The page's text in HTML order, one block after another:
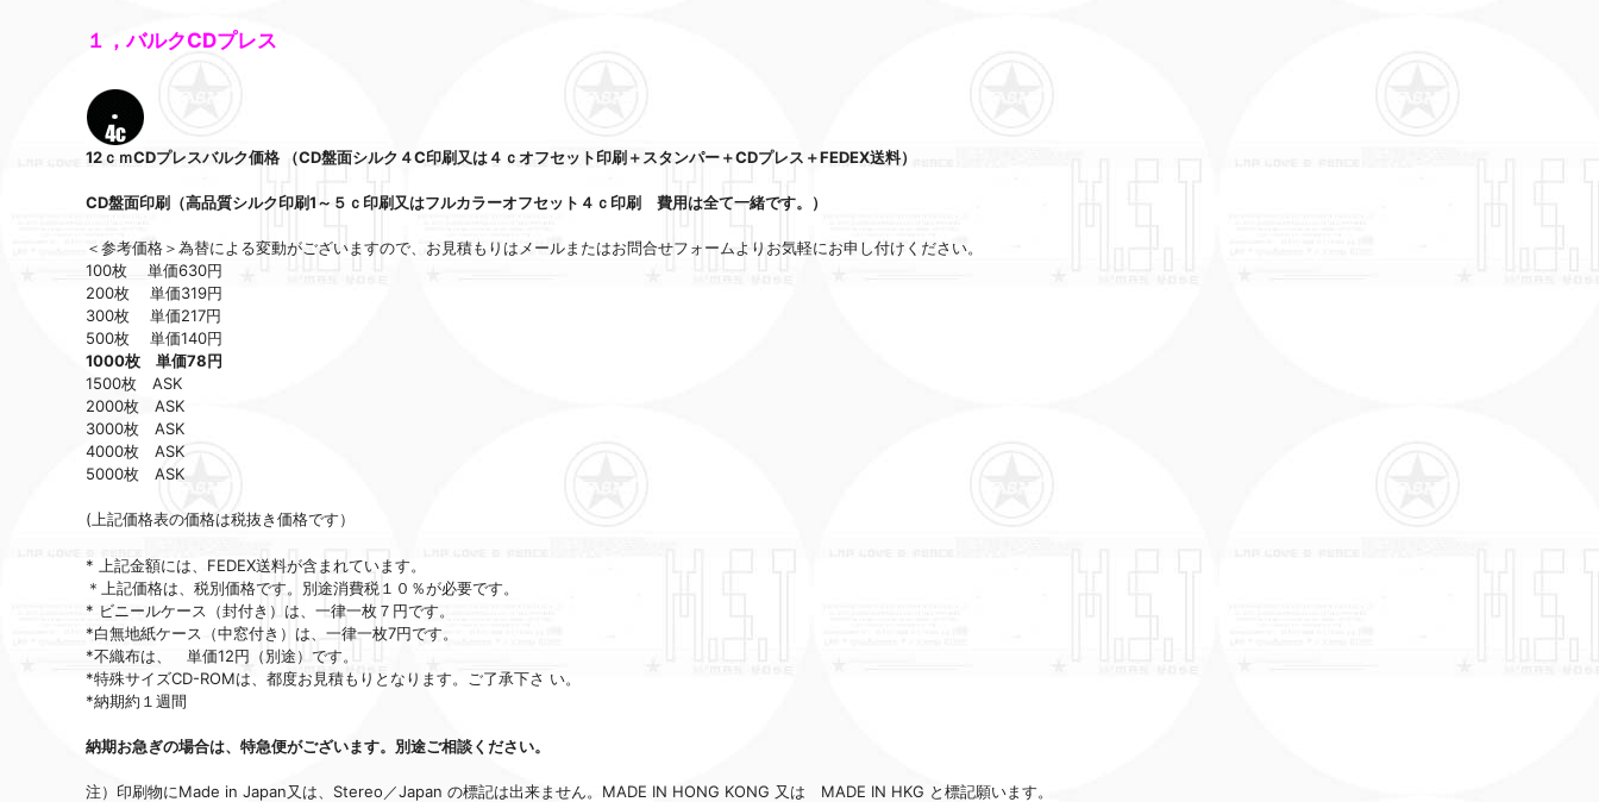
１，バルクCDプレス
12ｃｍCDプレスバルク価格 （CD盤面シルク４C印刷又は４ｃオフセット印刷＋スタンパー＋CDプレス＋FEDEX送料）
CD盤面印刷（高品質シルク印刷1～５ｃ印刷又はフルカラーオフセット４ｃ印刷 費用は全て一緒です。）
＜参考価格＞為替による変動がございますので、お見積もりはメールまたはお問合せフォームよりお気軽にお申し付けください。
100枚 単価630円
200枚 単価319円
300枚 単価217円
500枚 単価140円
1000枚 単価78円
1500枚 ASK
2000枚 ASK
3000枚 ASK
4000枚 ASK
5000枚 ASK
(上記価格表の価格は税抜き価格です）
* 上記金額には、FEDEX送料が含まれています。
＊上記価格は、税別価格です。別途消費税１０％が必要です。
* ビニールケース（封付き）は、一律一枚７円です。
*白無地紙ケース（中窓付き）は、一律一枚7円です。
*不織布は、 単価12円（別途）です。
*特殊サイズCD-ROMは、都度お見積もりとなります。ご了承下さ い。
*納期約１週間
納期お急ぎの場合は、特急便がございます。別途ご相談ください。
注）印刷物にMade in Japan又は、Stereo／Japan の標記は出来ません。MADE IN HONG KONG 又は MADE IN HKG と標記願います。